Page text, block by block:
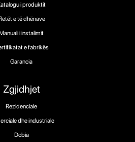
Zgjidhjet
Rezidenciale
dhe industriale
Dobia
i produktit
e të dhënave
i instalimit
e fabrikës
Garancia